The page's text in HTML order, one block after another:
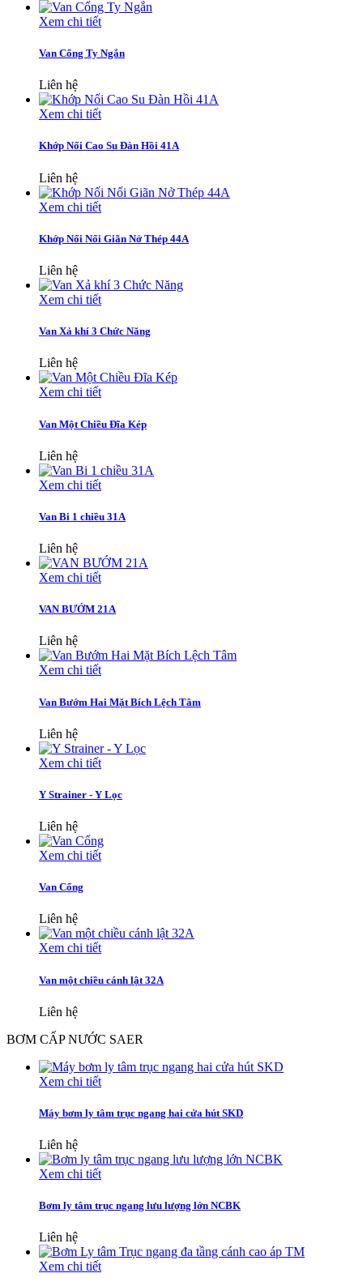
Xem chi tiết
Van Cổng Ty Ngắn
Liên hệ
Xem chi tiết
Khớp Nối Cao Su Đàn Hồi 41A
Liên hệ
Xem chi tiết
Khớp Nối Nối Giãn Nở Thép 44A
Liên hệ
Xem chi tiết
Van Xả khí 3 Chức Năng
Liên hệ
Xem chi tiết
Van Một Chiều Đĩa Kép
Liên hệ
Xem chi tiết
Van Bi 1 chiều 31A
Liên hệ
Xem chi tiết
VAN BƯỚM 21A
Liên hệ
Xem chi tiết
Van Bướm Hai Mặt Bích Lệch Tâm
Liên hệ
Xem chi tiết
Y Strainer - Y Lọc
Liên hệ
Xem chi tiết
Van Cổng
Liên hệ
Xem chi tiết
Van một chiều cánh lật 32A
Liên hệ
BƠM CẤP NƯỚC SAER
Xem chi tiết
Máy bơm ly tâm trục ngang hai cửa hút SKD
Liên hệ
Xem chi tiết
Bơm ly tâm trục ngang lưu lượng lớn NCBK
Liên hệ
Xem chi tiết